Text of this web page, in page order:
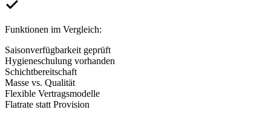
Funktionen im Vergleich:
Saisonverfügbarkeit geprüft
Hygieneschulung vorhanden
Schichtbereitschaft
Masse vs. Qualität
Flexible Vertragsmodelle
Flatrate statt Provision